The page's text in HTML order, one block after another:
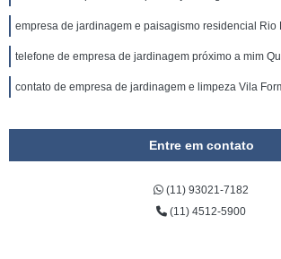
empresa de jardinagem e paisagismo residencial Rio
telefone de empresa de jardinagem próximo a mim
contato de empresa de jardinagem e limpeza Vila
Entre em contato
(11) 93021-7182
(11) 4512-5900